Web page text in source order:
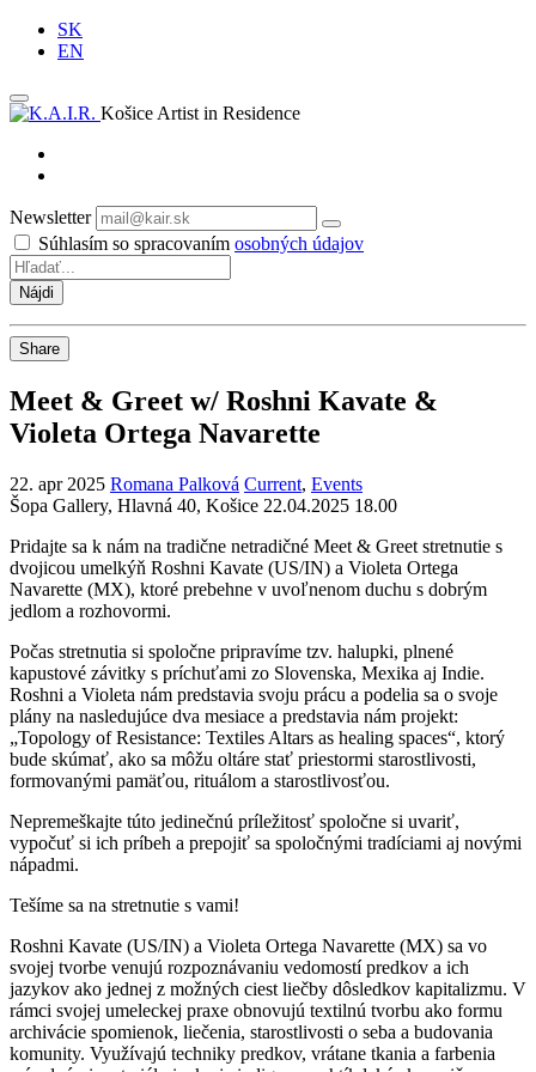
SK
EN
Košice Artist in Residence
Newsletter
Odoberať
Súhlasím so spracovaním osobných údajov
Share
Meet & Greet w/ Roshni Kavate &
Violeta Ortega Navarette
22. apr 2025 Romana Palková Current, Events
Šopa Gallery, Hlavná 40, Košice 22.04.2025 18.00
Pridajte sa k nám na tradične netradičné Meet & Greet stretnutie s
dvojicou umelkýň Roshni Kavate (US/IN) a Violeta Ortega
Navarette (MX), ktoré prebehne v uvoľnenom duchu s dobrým
jedlom a rozhovormi.
Počas stretnutia si spoločne pripravíme tzv. halupki, plnené
kapustové závitky s príchuťami zo Slovenska, Mexika aj Indie.
Roshni a Violeta nám predstavia svoju prácu a podelia sa o svoje
plány na nasledujúce dva mesiace a predstavia nám projekt:
„Topology of Resistance: Textiles Altars as healing spaces“, ktorý
bude skúmať, ako sa môžu oltáre stať priestormi starostlivosti,
formovanými pamäťou, rituálom a starostlivosťou.
Nepremeškajte túto jedinečnú príležitosť spoločne si uvariť,
vypočuť si ich príbeh a prepojiť sa spoločnými tradíciami aj novými
nápadmi.
Tešíme sa na stretnutie s vami!
Roshni Kavate (US/IN) a Violeta Ortega Navarette (MX) sa vo
svojej tvorbe venujú rozpoznávaniu vedomostí predkov a ich
jazykov ako jednej z možných ciest liečby dôsledkov kapitalizmu. V
rámci svojej umeleckej praxe obnovujú textilnú tvorbu ako formu
archivácie spomienok, liečenia, starostlivosti o seba a budovania
komunity. Využívajú techniky predkov, vrátane tkania a farbenia